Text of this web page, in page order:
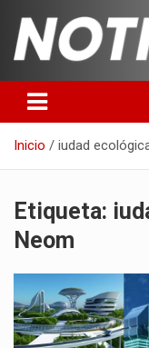
contenido
Noticias
Inicio iudad
Etiqueta:
Neom